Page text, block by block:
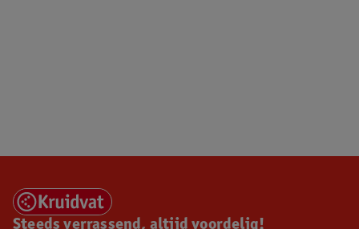
Steeds verrassend, altijd voordelig!